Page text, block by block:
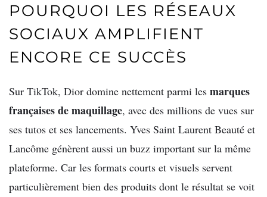
POURQUOI LES RÉSEAUX
SOCIAUX AMPLIFIENT
ENCORE CE SUCCÈS
Sur TikTok, Dior domine nettement parmi les marques
françaises de maquillage, avec des millions de vues sur
ses tutos et ses lancements. Yves Saint Laurent Beauté et
Lancôme génèrent aussi un buzz important sur la même
plateforme. Car les formats courts et visuels servent
particulièrement bien des produits dont le résultat se voit